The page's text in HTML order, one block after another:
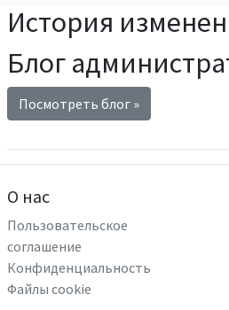
История
Блог
Посмотреть блог »
О нас
Пользовательское
соглашение
Конфиденциальность
Файлы cookie